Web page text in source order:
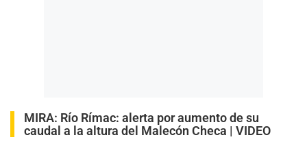
MIRA: Río Rímac: alerta por aumento de su
caudal a la altura del Malecón Checa | VIDEO